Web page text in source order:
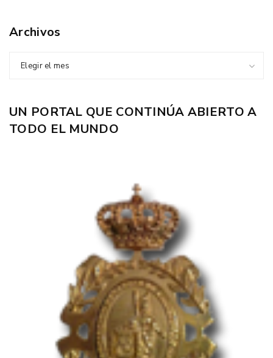
Archivos
Elegir el mes
UN PORTAL QUE CONTINÚA ABIERTO A
TODO EL MUNDO